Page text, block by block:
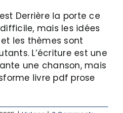
Derrière la porte ce
mais les idées
les thèmes sont
L’écriture est une
une chanson, mais
livre pdf prose